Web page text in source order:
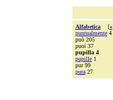
Alfabetica [«
puntualmente 4
può 205
puoi 37
pupilla 4
pupille 1
pur 99
pura 27